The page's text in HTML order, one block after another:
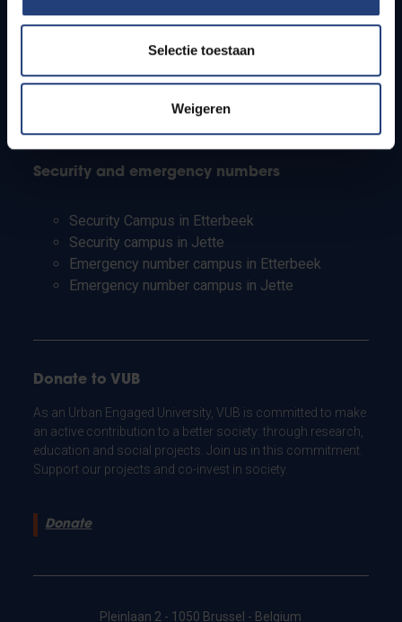
Selectie toestaan
Weigeren
Students
PhD students
Teachers and secondary schools
Working students
Security and emergency numbers
Security Campus in Etterbeek
Security campus in Jette
Emergency number campus in Etterbeek
Emergency number campus in Jette
Donate to VUB
As an Urban Engaged University, VUB is committed to make
an active contribution to a better society: through research,
education and social projects. Join us in this commitment.
Support our projects and co-invest in society.
Donate
Pleinlaan 2 - 1050 Brussel - Belgium